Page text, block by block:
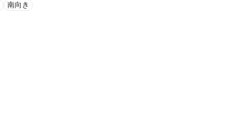
南向き